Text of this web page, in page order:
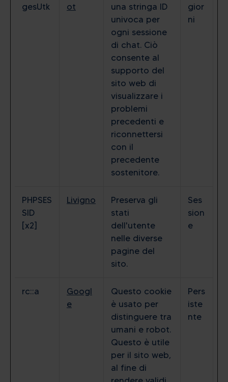
gesUtk
ot
una stringa ID
univoca per
ogni sessione
di chat. Ciò
consente al
supporto del
sito web di
visualizzare i
problemi
precedenti e
riconnettersi
con il
precedente
sostenitore.
gior
ni
PHPSES
SID
[x2]
Livigno
Preserva gli
stati
dell'utente
nelle diverse
pagine del
sito.
Ses
sion
e
rc::a
Googl
e
Questo cookie
è usato per
distinguere tra
umani e robot.
Questo è utile
per il sito web,
al fine di
Pers
iste
nte